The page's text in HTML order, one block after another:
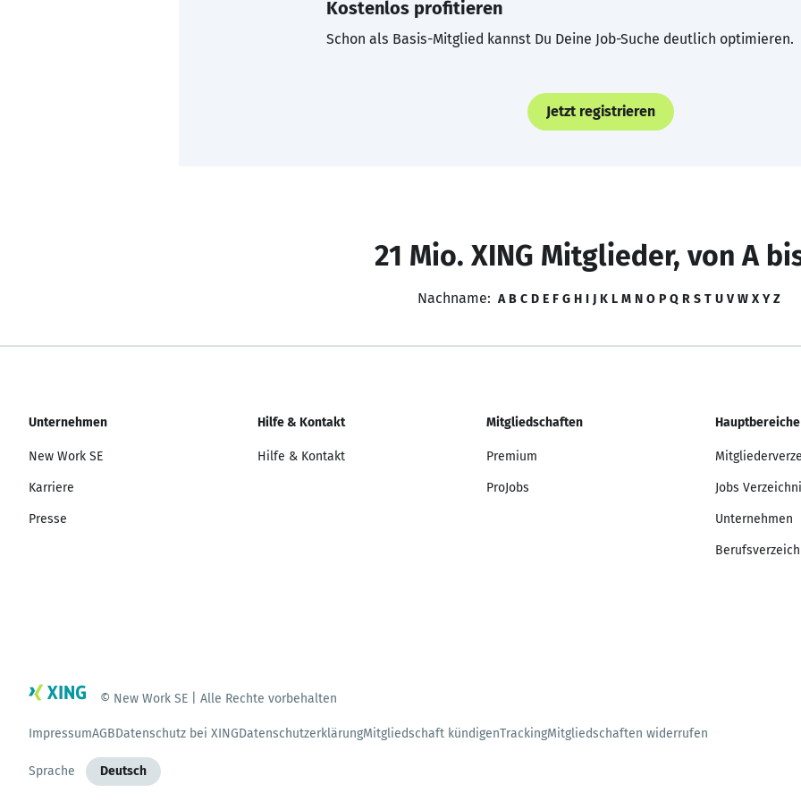
Kostenlos profitieren
Schon als Basis-Mitglied kannst Du Deine Job-Suche deutlich optimieren.
Jetzt registrieren
21 Mio. XING Mitglieder, von A
Nachname: A B C D E F G H I J K L M N O P Q R S T U V W X Y Z
Unternehmen
New Work SE
Karriere
Presse
Hilfe & Kontakt
Hilfe & Kontakt
Mitgliedschaften
Premium
ProJobs
Hauptbereiche
Jobs
Unternehmen
© New Work SE | Alle Rechte vorbehalten
ImpressumAGBDatenschutz bei XINGDatenschutzerklärungMitgliedschaft kündigenTrackingMitgliedschaften widerrufen
Sprache Deutsch